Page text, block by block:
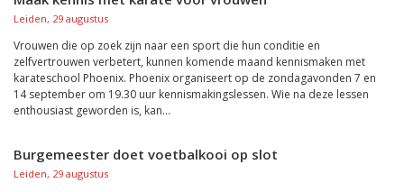
Leiden, 29 augustus
Vrouwen die op zoek zijn naar een sport die hun conditie en
zelfvertrouwen verbetert, kunnen komende maand kennismaken met
karateschool Phoenix. Phoenix organiseert op de zondagavonden 7 en
14 september om 19.30 uur kennismakingslessen. Wie na deze lessen
enthousiast geworden is, kan...
Burgemeester doet voetbalkooi op slot
Leiden, 29 augustus